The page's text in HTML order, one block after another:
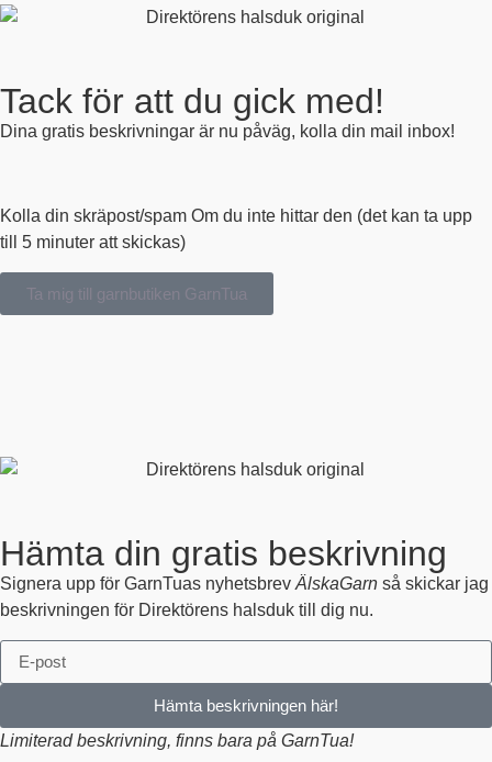
Tack för att du gick med!
Dina gratis beskrivningar är nu påväg, kolla din mail inbox!
Kolla din skräpost/spam Om du inte hittar den (det kan ta upp
till 5 minuter att skickas)
Ta mig till garnbutiken GarnTua
Hämta din gratis beskrivning
Signera upp för GarnTuas nyhetsbrev ÄlskaGarn så skickar jag
beskrivningen för Direktörens halsduk till dig nu.
Hämta beskrivningen här!
Limiterad beskrivning, finns bara på GarnTua!